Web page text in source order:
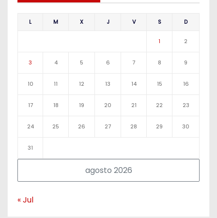
agosto 2026
L M X J V S D
1 2
3 4 5 6 7 8 9
10 11 12 13 14 15 16
17 18 19 20 21 22 23
24 25 26 27 28 29 30
31
« Jul